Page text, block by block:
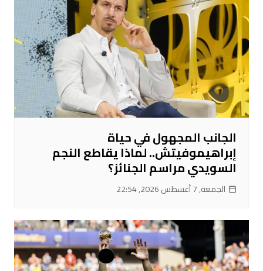
الجانب المجهول في حياة
إبراهيموفيتش.. لماذا يقاطع النجم
السويدي مراسم الجنائز؟
الجمعة, 7 أغسطس 2026, 22:54